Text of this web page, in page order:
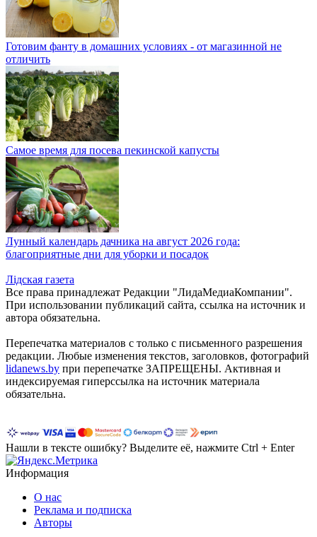
Готовим фанту в домашних условиях - от магазинной не
отличить
Самое время для посева пекинской капусты
Лунный календарь дачника на август 2026 года:
благоприятные дни для уборки и посадок
Лiдская газета
Все права принадлежат Редакции "ЛидаМедиаКомпании".
При использовании публикаций сайта, ссылка на источник и
автора обязательна.
Перепечатка материалов c только с письменного разрешения
редакции. Любые изменения текстов, заголовков, фотографий
lidanews.by при перепечатке ЗАПРЕЩЕНЫ. Активная и
индексируемая гиперссылка на источник материала
обязательна.
Нашли в тексте ошибку? Выделите её, нажмите Ctrl + Enter
Информация
О нас
Реклама и подписка
Авторы